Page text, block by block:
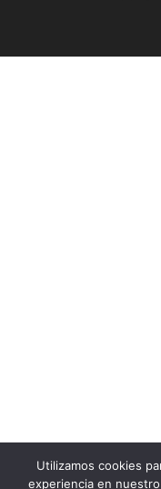
Utilizamos cookies
experiencia en